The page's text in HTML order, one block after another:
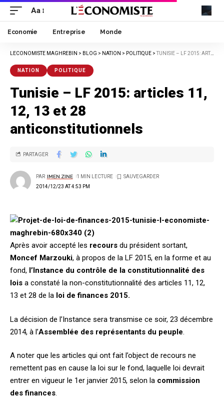
Aa
Economie Entreprise Monde
LECONOMISTE MAGHREBIN > BLOG > NATION > POLITIQUE >TUNISIE – LF 2015: ARTICLES 11, 12, 13 ET 28 ANTICONSTITUTIONNELS
NATION POLITIQUE
Tunisie – LF 2015: articles 11,
12, 13 et 28
anticonstitutionnels
2014/12/23 AT 4:53 PM
PAR IMEN ZINE 1 MIN LECTURE
PARTAGER
Après avoir accepté les recours du président sortant,
Moncef Marzouki, à propos de la LF 2015, en la forme et au
fond, l’Instance du contrôle de la constitutionnalité des
lois a constaté la non-constitutionnalité des articles 11, 12,
13 et 28 de la loi de finances 2015.
La décision de l’Instance sera transmise ce soir, 23 décembre
2014, à l’Assemblée des représentants du peuple
A noter que les articles qui ont fait l’object de recours ne
remettent pas en cause la loi sur le fond, laquelle loi devrait
entrer en vigueur le 1er janvier 2015, selon la commission
des finances.